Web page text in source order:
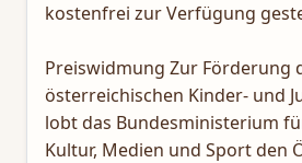
kostenfrei zur Verfügung
Preiswidmung Zur Förderung
österreichischen Kinder- und
lobt das Bundesministerium
Kultur, Medien und Sport den